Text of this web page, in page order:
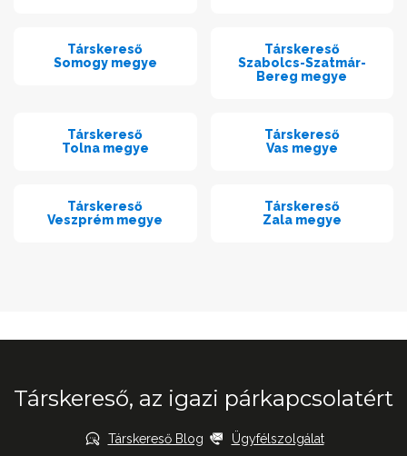
Társkereső
Somogy megye
Társkereső
Szabolcs-Szatmár-
Bereg megye
Társkereső
Tolna megye
Társkereső
Vas megye
Társkereső
Veszprém megye
Társkereső
Zala megye
Társkereső, az igazi párkapcsolatért
Társkereső Blog Ügyfélszolgálat